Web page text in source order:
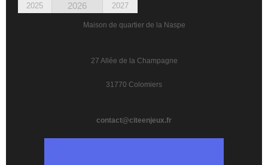
2025 2026 2027
Maison de quartier de la Naspe
27 Allée de la Champagne
31770 Colomiers
contact@citeenjeux.fr